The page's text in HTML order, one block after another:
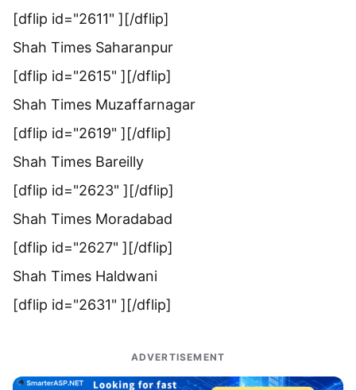
[dflip id="2611" ][/dflip]
Shah Times Saharanpur
[dflip id="2615" ][/dflip]
Shah Times Muzaffarnagar
[dflip id="2619" ][/dflip]
Shah Times Bareilly
[dflip id="2623" ][/dflip]
Shah Times Moradabad
[dflip id="2627" ][/dflip]
Shah Times Haldwani
[dflip id="2631" ][/dflip]
ADVERTISEMENT